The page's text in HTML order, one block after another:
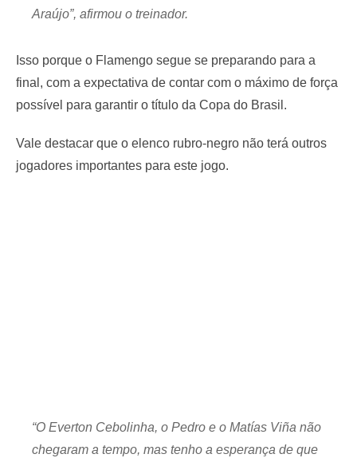
Araújo”, afirmou o treinador.
Isso porque o Flamengo segue se preparando para a
final, com a expectativa de contar com o máximo de força
possível para garantir o título da Copa do Brasil.
Vale destacar que o elenco rubro-negro não terá outros
jogadores importantes para este jogo.
“O Everton Cebolinha, o Pedro e o Matías Viña não
chegaram a tempo, mas tenho a esperança de que